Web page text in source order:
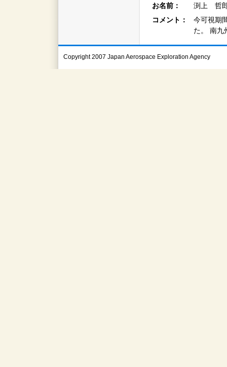
お名前：
渕上 哲
コメント：
今可視期
た。 南九
Copyright 2007 Japan Aerospace Exploration Agency